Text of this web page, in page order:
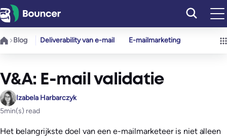
Ga
naar
de
Blog Deliverability van e-mail E-mailmarketing
V&A: E-mail validatie
Izabela Harbarczyk
5min(s) read
Het belangrijkste doel van een e-mailmarketeer is niet alleen